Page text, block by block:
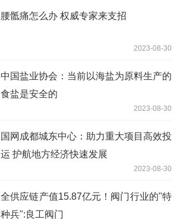
腰骶痛怎么办 权威专家来支招
2023-08-30
中国盐业协会：当前以海盐为原料生产的
食盐是安全的
2023-08-30
国网成都城东中心：助力重大项目高效投
运 护航地方经济快速发展
2023-08-30
全供应链产值15.87亿元！阀门行业的"特
种兵":良工阀门